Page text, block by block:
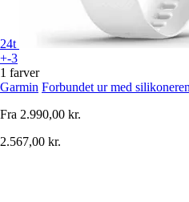
24t
+-3
1 farver
Garmin Forbundet ur med
Fra 2.990,00 kr.
2.567,00 kr.